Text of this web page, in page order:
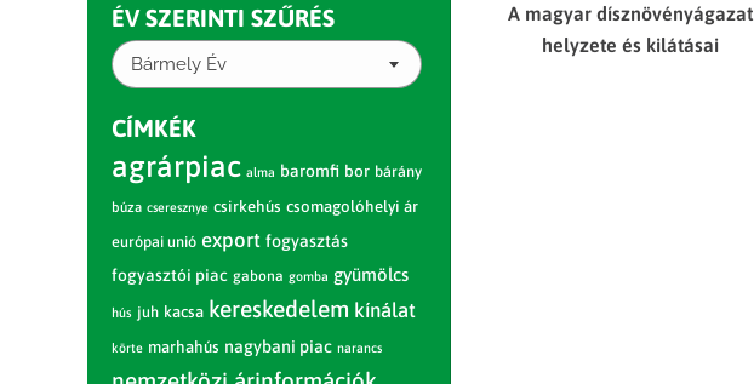
A magyar dísznövényágazat
helyzete és kilátásai
ÉV SZERINTI SZŰRÉS
Bármely Év
CÍMKÉK
agrárpiac alma baromfi bor bárány
búza cseresznye csirkehús csomagolóhelyi ár
európai unió export fogyasztás
fogyasztói piac gabona gomba gyümölcs
hús juh kacsa kereskedelem kínálat
körte marhahús nagybani piac narancs